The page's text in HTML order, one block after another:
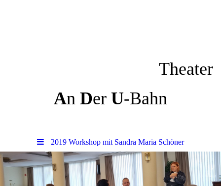
Theater
An Der U-Bahn
2019 Workshop mit Sandra Maria Schöner